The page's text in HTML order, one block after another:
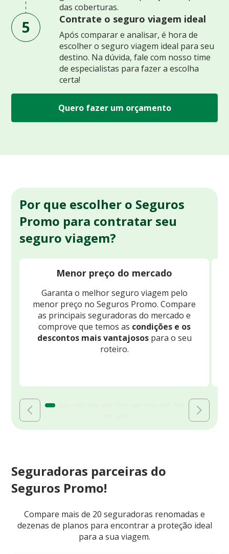
das coberturas.
5 Contrate o seguro viagem ideal
Após comparar e analisar, é hora de
escolher o seguro viagem ideal para seu
destino. Na dúvida, fale com nosso time
de especialistas para fazer a escolha
certa!
Quero fazer um orçamento
Por que escolher o Seguros
Promo para contratar seu
seguro viagem?
Menor preço do mercado
Garanta o melhor seguro viagem pelo
menor preço no Seguros Promo. Compare
as principais seguradoras do mercado e
comprove que temos as condições e os
descontos mais vantajosospara o seu
roteiro.
Seguradoras parceiras do
Seguros Promo!
Compare mais de 20 seguradoras renomadas e
dezenas de planos para encontrar a proteção ideal
para a sua viagem.